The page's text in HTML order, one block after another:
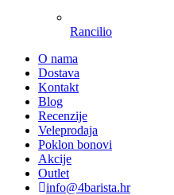
Rancilio
O nama
Dostava
Kontakt
Blog
Recenzije
Veleprodaja
Poklon bonovi
Akcije
Outlet
info@4barista.hr